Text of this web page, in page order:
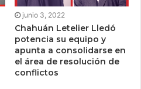
junio 3, 2022
Chahuán Letelier Lledó
potencia su equipo y
apunta a consolidarse en
el área de resolución de
conflictos